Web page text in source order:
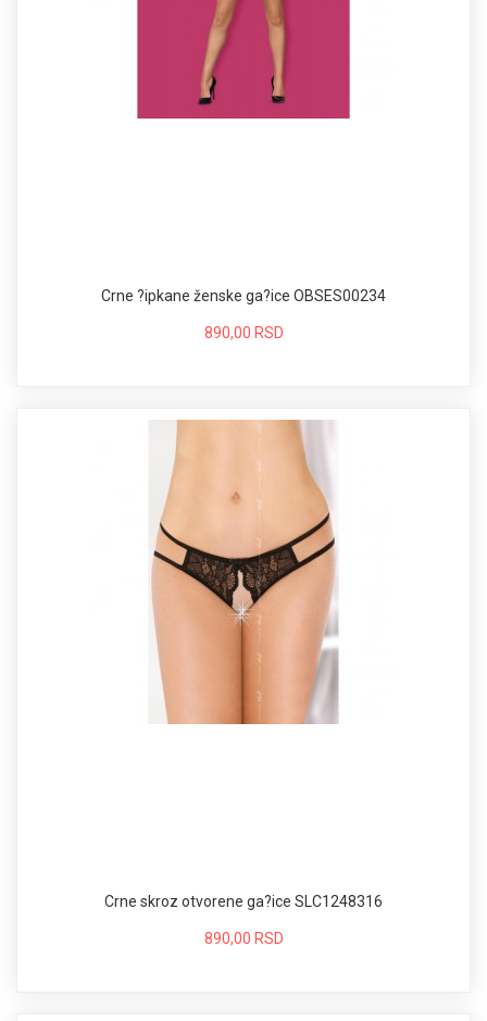
Crne ?ipkane ženske ga?ice OBSES00234
890,00 RSD
Crne skroz otvorene ga?ice SLC1248316
890,00 RSD